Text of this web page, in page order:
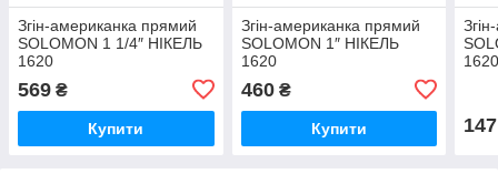
Згін-американка прямий
SOLOMON 1 1/4″ НІКЕЛЬ
1620
569 ₴
Купити
Згін-американка прямий
SOLOMON 1″ НІКЕЛЬ
1620
460₴
Купити 147